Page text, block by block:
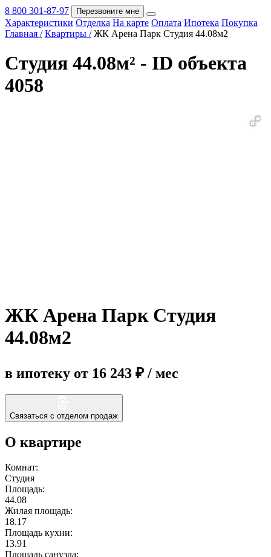
Покупка
8 800 301-87-97 Перезвоните мне
Характеристики Отделка На карте Оплата Ипотека Покупка
Главная / Квартиры / ЖК Арена Парк Студия 44.08м2
Студия 44.08м² - ID объекта
4058
ЖК Арена Парк Студия
44.08м2
в ипотеку от 16 243 ₽ / мес
Связаться с отделом продаж
О квартире
Комнат:
Студия
Площадь:
44.08
Жилая площадь:
18.17
Площадь кухни:
13.91
Площадь санузла: